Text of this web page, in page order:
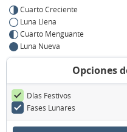
Cuarto Creciente
Luna Llena
Cuarto Menguante
Luna Nueva
Opciones
Días Festivos
Fases Lunares